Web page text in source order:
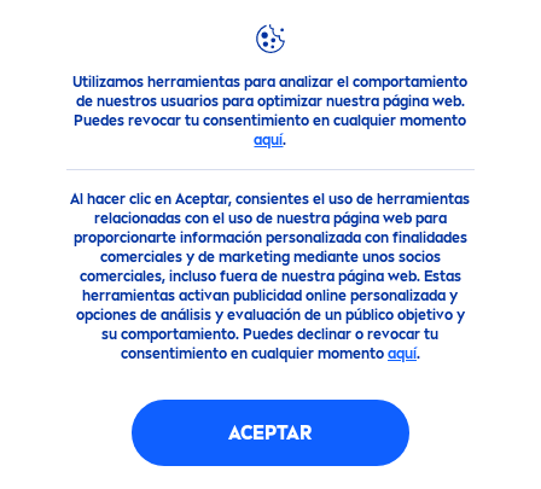
Utilizamos herramientas para analizar el comportamiento
de nuestros usuarios para optimizar nuestra página web.
Puedes revocar tu consentimiento en cualquier momento
aquí.
Al hacer clic en Aceptar, consientes el uso de herramientas
relacionadas con el uso de nuestra página web para
proporcionarte información personalizada con finalidades
comerciales y de marketing mediante unos socios
comerciales, incluso fuera de nuestra página web. Estas
herramientas activan publicidad online personalizada y
opciones de análisis y evaluación de un público objetivo y
su comportamiento. Puedes declinar o revocar tu
consentimiento en cualquier momento aquí.
ACEPTAR
Nuestros Productos Cuidado Corporal Línea de
(22)
TONONATURALCLINICAL
ROLL-ON ANTITRANSPIRANT